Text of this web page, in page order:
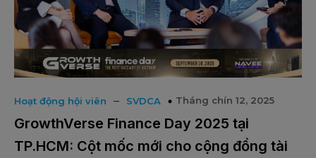
Hoạt động hội viên – SVDCA Tháng chín 12, 2025
GrowthVerse Finance Day 2025 tại
TP.HCM: Cột mốc mới cho cộng đồng tài